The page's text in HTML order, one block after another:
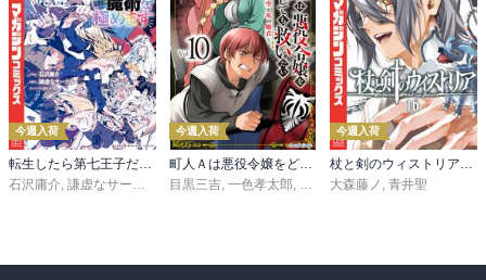
今週入荷
転生したら第七王子だったので、気ままに魔術を極めます（２４）
石沢庸介, 謙虚なサークル メル。
今週入荷
町人Ａは悪役令嬢をどうしても救いたい ～どぶと空と氷の姫君～１０【電子書店共通特典イラスト付】
目黒三吉, 一色孝太郎, Parum
今週入荷
杖と剣のウィストリア（１６）
大森藤ノ , 青井聖